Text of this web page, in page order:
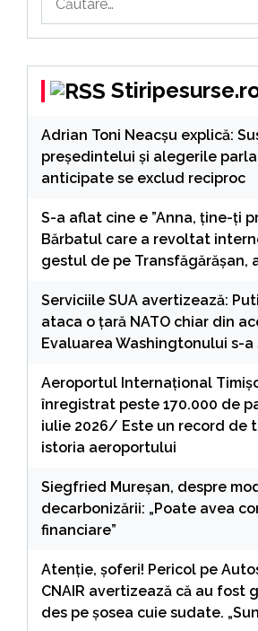
după:
Adrian Toni Neacșu explică:
președintelui și alegerile
anticipate se exclud reciproc
S-a aflat cine e ”Anna, ţine-ţi
Bărbatul care a revoltat
gestul de pe Transfăgărășan,
Serviciile SUA avertizează:
ataca o țară NATO chiar din
Evaluarea Washingtonului s-a
Aeroportul Internaţional
înregistrat peste 170.000 de
iulie 2026/ Este un record de
istoria aeroportului
Siegfried Mureșan, despre
decarbonizării: „Poate avea
financiare”
Atenție, șoferi! Pericol pe
CNAIR avertizează că au fost
des pe șosea cuie sudate.